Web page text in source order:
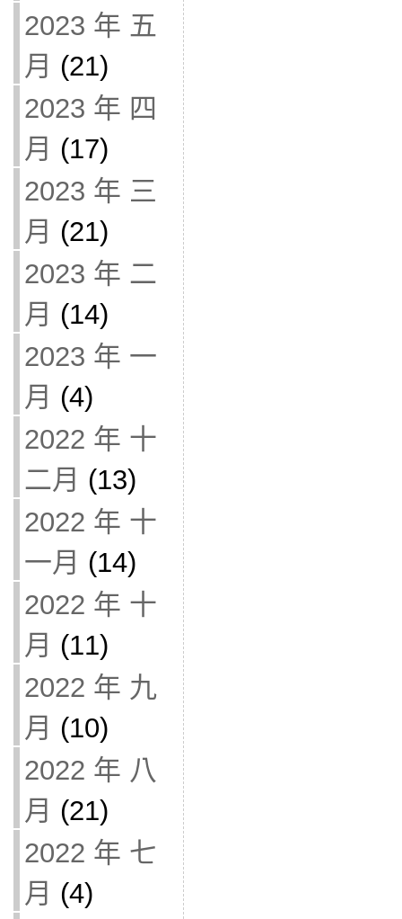
2023 年 五
月 (21)
2023 年 四
月 (17)
2023 年 三
月 (21)
2023 年 二
月 (14)
2023 年 一
月 (4)
2022 年 十
二月 (13)
2022 年 十
一月 (14)
2022 年 十
月 (11)
2022 年 九
月 (10)
2022 年 八
月 (21)
2022 年 七
月 (4)